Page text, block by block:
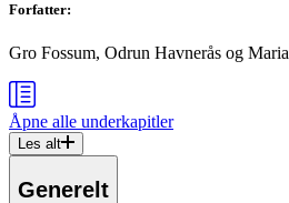
Forfatter:
Gro Fossum, Odrun Havnerås og
Åpne alle underkapitler
Les alt
Generelt